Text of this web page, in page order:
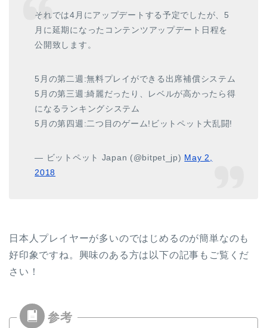
それでは4月にアップデートする予定でしたが、5
月に延期になったコンテンツアップデート日程を
公開致します。
5月の第二週:無料プレイができる出席補償システム
5月の第三週:綺麗だったり、レベルが高かったら得
になるランキングシステム
5月の第四週:二つ目のゲーム!ビットペット大乱闘!
— ビットペット Japan (@bitpet_jp) May 2,
2018
日本人プレイヤーが多いのではじめるのが簡単なのも
好印象ですね。興味のある方は以下の記事もご覧くだ
さい！